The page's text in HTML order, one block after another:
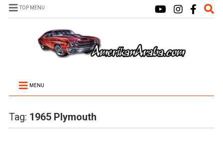
TOP MENU
MENU
Tag: 1965 Plymouth